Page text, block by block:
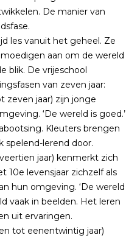
De manier van
les vanuit het geheel. Ze
aan om de wereld
blik. De vrijeschool
van zeven jaar:
zeven jaar) zijn jonge
‘De wereld is goed.’
Kleuters brengen
spelend-lerend door.
jaar) kenmerkt zich
10e levensjaar zichzelf als
hun omgeving. ‘De wereld
vaak in beelden. Het leren
uit ervaringen.
tot eenentwintig jaar)